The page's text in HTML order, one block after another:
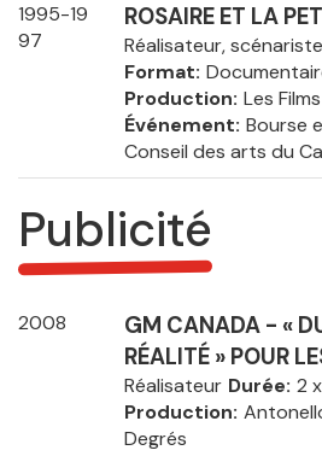
1995-19
97
ROSAIRE ET LA
Réalisateur,
Format
Production Les
Événement Bourse
Conseil des arts du
Publicité
2008
GM CANADA - «
RÉALITÉ » POUR
Réalisateur Durée 2
Production
Degrés